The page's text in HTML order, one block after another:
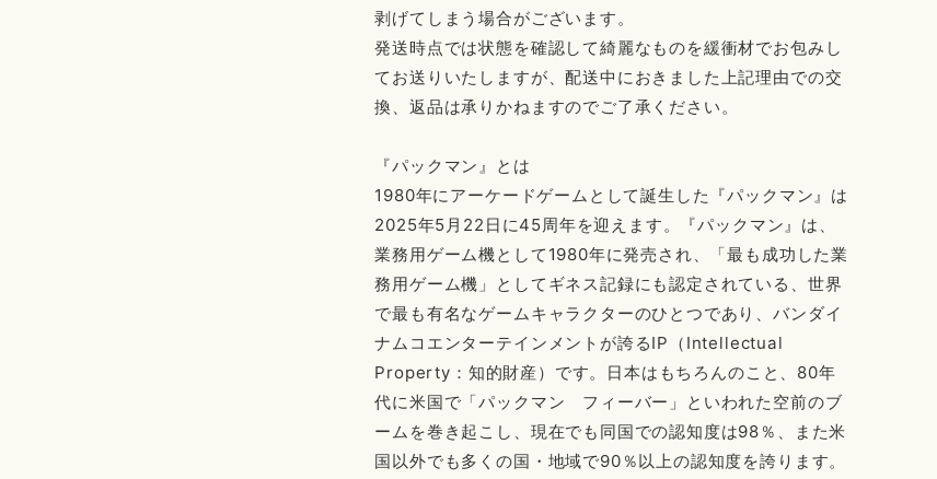
剥げてしまう場合がございます。
発送時点では状態を確認して綺麗なものを緩衝材でお包みし
てお送りいたしますが、配送中におきました上記理由での交
換、返品は承りかねますのでご了承ください。
『パックマン』とは
1980年にアーケードゲームとして誕生した『パックマン』は
2025年5月22日に45周年を迎えます。『パックマン』は、
業務用ゲーム機として1980年に発売され、「最も成功した業
務用ゲーム機」としてギネス記録にも認定されている、世界
で最も有名なゲームキャラクターのひとつであり、バンダイ
ナムコエンターテインメントが誇るIP（Intellectual
Property：知的財産）です。日本はもちろんのこと、80年
代に米国で「パックマン フィーバー」といわれた空前のブ
ームを巻き起こし、現在でも同国での認知度は98％、また米
国以外でも多くの国・地域で90％以上の認知度を誇ります。